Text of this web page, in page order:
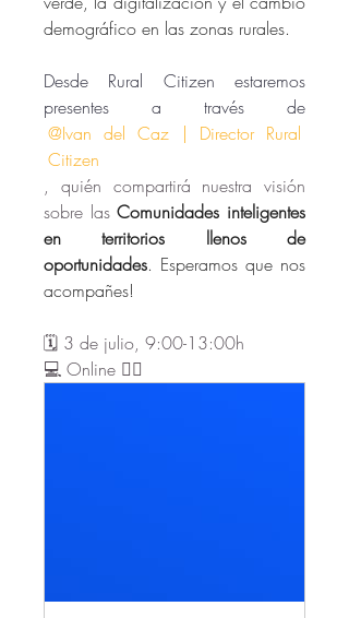
demográfico en las zonas rurales.
Desde Rural Citizen estaremos
presentes a través de
@Ivan del Caz | Director Rural
Citizen
, quién compartirá nuestra visión
sobre las Comunidades inteligentes
en territorios llenos de
oportunidades. Esperamos que nos
acompañes!
🗓️ 3 de julio, 9:00-13:00h
💻 Online 👇🏻